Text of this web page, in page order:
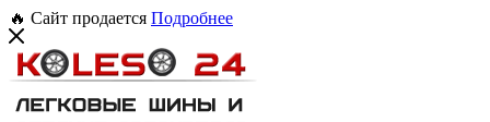
🔥 Сайт продается Подробнее